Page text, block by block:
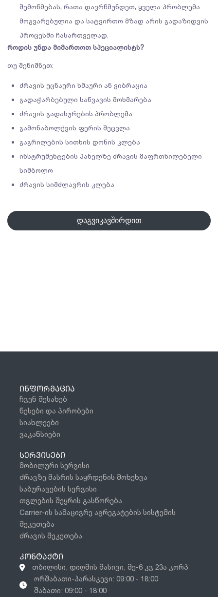
შემოწმებას, რათა დავრწმუნდეთ, ყველა პრობლემა
მოგვარებულია და სატვირთო მზად არის გადაზიდვის
პროცესში ჩასართველად.
როდის უნდა მიმართოთ სპეციალისტს?
თუ შენიშნეთ:
ძრავის უცნაური ხმაური ან ვიბრაცია
გადაჭარბებული საწვავის მოხმარება
ძრავის გადახურების პრობლემა
გამონაბოლქვის ფერის შეცვლა
გაგრილების სითხის დონის კლება
ინსტრუმენტების პანელზე ძრავის მაფრთხილებელი
სიმბოლო
ძრავის სიმძლავრის კლება
დაგვიკავშირდით
ᲘᲜᲤᲝᲠᲛᲐᲪᲘᲐ
ჩვენ შესახებ
წესები და პირობები
სიახლეები
ვაკანსიები
ᲡᲔᲠᲕᲘᲡᲔᲑᲘ
მობილური სერვისი
ძრავზე მასრის საყრდენის მოხეხვა
საბურავების სერვისი
თვლების შეყრის გასწორება
Carrier-ის სამაცივრე აგრეგატების სისტემის
შეკეთება
ძრავის შეკეთება
ᲙᲝᲜᲢᲐᲥᲢᲘ
თბილისი, დიღმის მასივი, მე-6 კვ 23ა კორპ
ორშაბათი-პარასკევი: 09:00 - 18:00
შაბათი: 09:00 - 18:00